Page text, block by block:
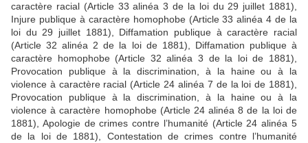
caractère racial (Article 33 alinéa 3 de la loi du 29 juillet 1881),
Injure publique à caractère homophobe (Article 33 alinéa 4 de la
loi du 29 juillet 1881), Diffamation publique à caractère racial
(Article 32 alinéa 2 de la loi de 1881), Diffamation publique à
caractère homophobe (Article 32 alinéa 3 de la loi de 1881),
Provocation publique à la discrimination, à la haine ou à la
violence à caractère racial (Article 24 alinéa 7 de la loi de 1881),
Provocation publique à la discrimination, à la haine ou à la
violence à caractère homophobe (Article 24 alinéa 8 de la loi de
1881), Apologie de crimes contre l’humanité (Article 24 alinéa 5
de la loi de 1881), Contestation de crimes contre l’humanité